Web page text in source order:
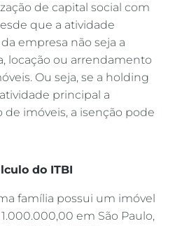
de capital social com
que a atividade
empresa não seja a
locação ou arrendamento
Ou seja, se a holding
principal a
de imóveis, a isenção pode
do ITBI
família possui um imóvel
em São Paulo,